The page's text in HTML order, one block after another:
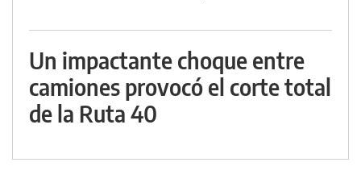
Un impactante choque entre
camiones provocó el corte total
de la Ruta 40